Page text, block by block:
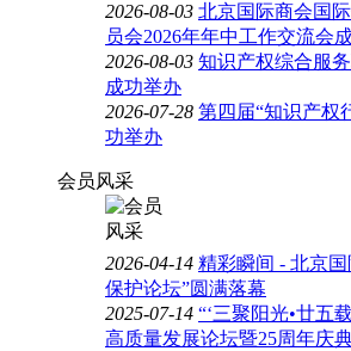
2026-08-03 北京国际商会国
员会2026年年中工作交流会
2026-08-03 知识产权综合服
成功举办
2026-07-28 第四届“知识产权
功举办
会员风采
2026-04-14 精彩瞬间 - 北京
保护论坛”圆满落幕
2025-07-14 “‘三聚阳光•廿五
高质量发展论坛暨25周年庆